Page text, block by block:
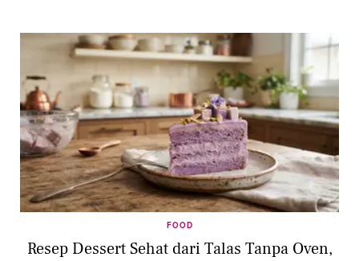
FOOD
Resep Dessert Sehat dari Talas Tanpa Oven,